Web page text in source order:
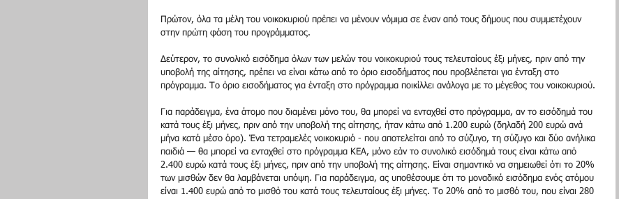
Πρώτoν, όλα τα μέλη του νοικοκυριού πρέπει να μένουν νόμιμα σε έναν από τους δήμους που συμμετέχουν
στην πρώτη φάση του προγράμματος.
Δεύτερον, το συνολικό εισόδημα όλων των μελών του νοικοκυριού τους τελευταίους έξι μήνες, πριν από την
υποβολή της αίτησης, πρέπει να είναι κάτω από το όριο εισοδήματος που προβλέπεται για ένταξη στο
πρόγραμμα. Το όριο εισοδήματος για ένταξη στο πρόγραμμα ποικίλλει ανάλογα με το μέγεθος του νοικοκυριού.
Για παράδειγμα, ένα άτομο που διαμένει μόνο του, θα μπορεί να ενταχθεί στο πρόγραμμα, αν το εισόδημά του
κατά τους έξι μήνες, πριν από την υποβολή της αίτησης, ήταν κάτω από 1.200 ευρώ (δηλαδή 200 ευρώ ανά
μήνα κατά μέσο όρο). Ένα τετραμελές νοικοκυριό - που αποτελείται από το σύζυγο, τη σύζυγο και δύο ανήλικα
παιδιά — θα μπορεί να ενταχθεί στο πρόγραμμα ΚΕΑ, μόνο εάν το συνολικό εισόδημά τους είναι κάτω από
2.400 ευρώ κατά τους έξι μήνες, πριν από την υποβολή της αίτησης. Είναι σημαντικό να σημειωθεί ότι το 20%
των μισθών δεν θα λαμβάνεται υπόψη. Για παράδειγμα, ας υποθέσουμε ότι το μοναδικό εισόδημα ενός ατόμου
είναι 1.400 ευρώ από το μισθό του κατά τους τελευταίους έξι μήνες. Το 20% από το μισθό του, που είναι 280